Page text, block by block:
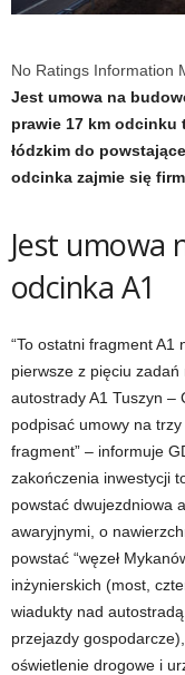
No Ratings Information
Jest umowa na
prawie 17 km odcinku
łódzkim do
odcinka zajmie się
Jest umowa
odcinka A1
“To ostatni fragment
pierwsze z pięciu
autostrady A1 Tuszyn –
podpisać umowy na
fragment” – informuje
zakończenia inwestycji
powstać dwujezdniowa
awaryjnymi, o
powstać “węzeł
inżynierskich (most,
wiadukty nad
przejazdy
oświetlenie drogowe i